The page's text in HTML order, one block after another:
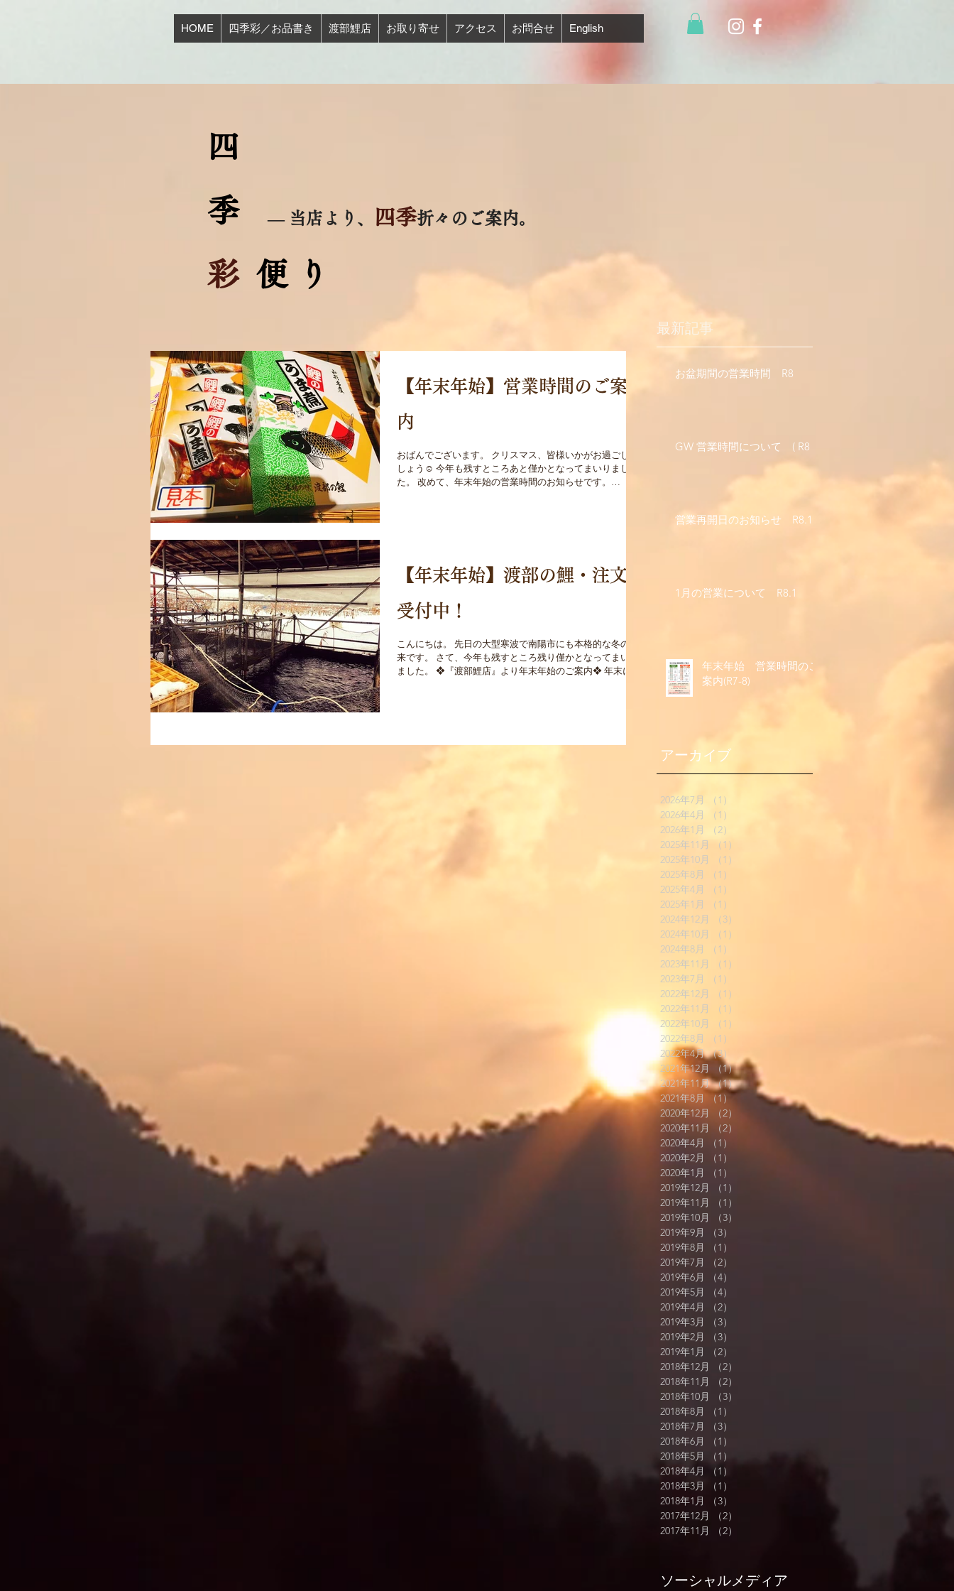
HOME 四季彩／お品書き 渡部鯉店 お取り寄せ アクセス お問合せ English
四
季
彩 便 り
― 当店より、 四季折々のご案内。
【年末年始】営業時間のご案
内
おばんでございます。 クリスマス、皆様いかがお過ごしで
しょう☺ 今年も残すところあと僅かとなってまいりまし
た。 改めて、年末年始の営業時間のお知らせです。
【年末年始】渡部の鯉・注文
受付中！
こんにちは。 先日の大型寒波で南陽市にも本格的な冬の到
来です。 さて、今年も残すところ残り僅かとなってまいり
ました。 ❖『渡部鯉店』より年末年始のご案内❖ 年末に向
最新記事
お盆期間の営業時間 R8
GW 営業時間について ( R8 )
営業再開日のお知らせ R8.1
1月の営業について R8.1
年末年始 営業時間のご
案内(R7-8)
アーカイブ
2026年7月 （1）
2026年4月
（1）
2026年1月
（2）
2025年11月
（1）
2025年10月
（1）
2025年8月
（1）
2025年4月
（1）
2025年1月
（1）
2024年12月
（3）
2024年10月
（1）
2024年8月
（1）
2023年11月
（1）
2023年7月
（1）
2022年12月
（1）
2022年11月
（1）
2022年10月
（1）
2022年8月
（1）
2022年4月 （3）
2021年12月
（1）1件の記事
2021年11月 （1）1件の記事
2021年8月
（1）1件の記事
2020年12月
（2）
2020年11月
（2）
2020年4月
（1）
2020年2月
（1）
2020年1月
（1）
2019年12月
（1）
2019年11月
（1）
2019年10月
（3）
2019年9月
（3）
2019年8月
（1）
2019年7月
（2）
2019年6月
（4）
2019年5月
（4）
2019年4月
（2）
2019年3月
（3）
2019年2月
（3）
2019年1月
（2）
2018年12月
（2）
2018年11月
（2）
2018年10月
（3）
2018年8月
（1）
2018年7月
（3）
2018年6月
（1）
2018年5月
（1）
2018年4月
（1）
2018年3月
（1）
2018年1月
（3）
2017年12月
（2）
2017年11月
（2）
ソーシャルメディア